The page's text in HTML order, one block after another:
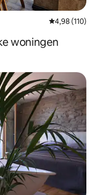
Gemiddelde
4,98 (110)
woningen